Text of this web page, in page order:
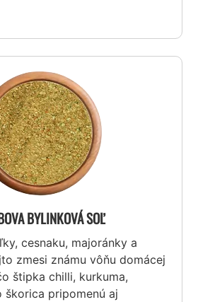
BYLINKOVÁ SOĽ
cesnaku, majoránky a
zmesi známu vôňu domácej
štipka chilli, kurkuma,
škorica pripomenú aj